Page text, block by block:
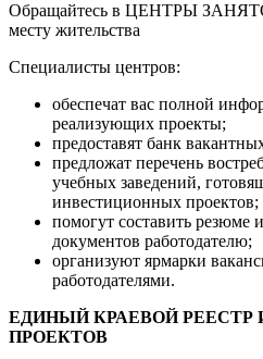
Обращайтесь в ЦЕНТРЫ
месту жительства
Специалисты центров:
обеспечат вас полной
реализующих проекты;
предоставят банк
предложат перечень
учебных заведений,
инвестиционных проектов;
помогут составить резюме
документов работодателю;
организуют ярмарки
работодателями.
ЕДИНЫЙ КРАЕВОЙ
ПРОЕКТОВ